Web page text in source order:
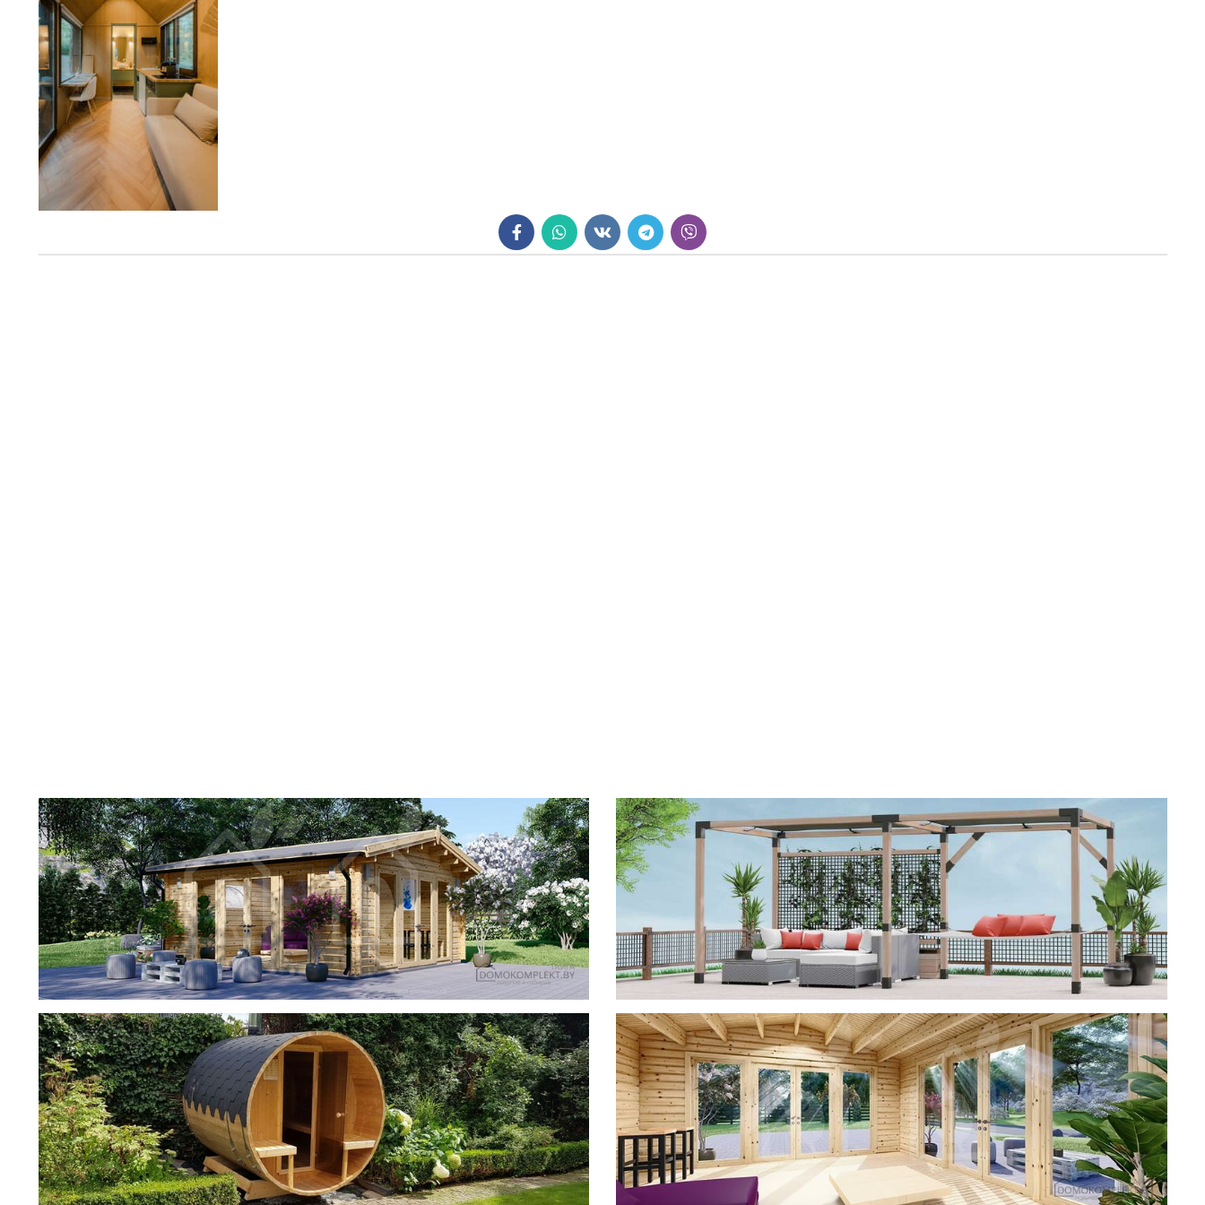
фотогалерея
ДОМИКИ
фотогалерея
Беседки CUBE